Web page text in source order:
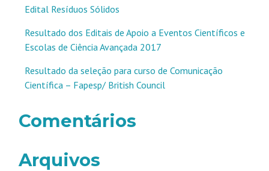
Edital Resíduos Sólidos
Resultado dos Editais de Apoio a Eventos Científicos e
Escolas de Ciência Avançada 2017
Resultado da seleção para curso de Comunicação
Científica – Fapesp/ British Council
Comentários
Arquivos